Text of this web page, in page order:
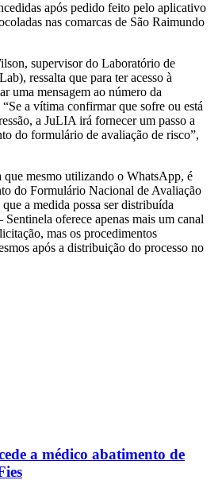
após pedido feito pelo aplicativo
nas comarcas de São Raimundo
supervisor do Laboratório de
ressalta que para ter acesso à
uma mensagem ao número da
“Se a vítima confirmar que sofre ou está
a JuLIA irá fornecer um passo a
do formulário de avaliação de risco”,
que mesmo utilizando o WhatsApp, é
do Formulário Nacional de Avaliação
a medida possa ser distribuída
oferece apenas mais um canal
mas os procedimentos
após a distribuição do processo no
a médico abatimento de